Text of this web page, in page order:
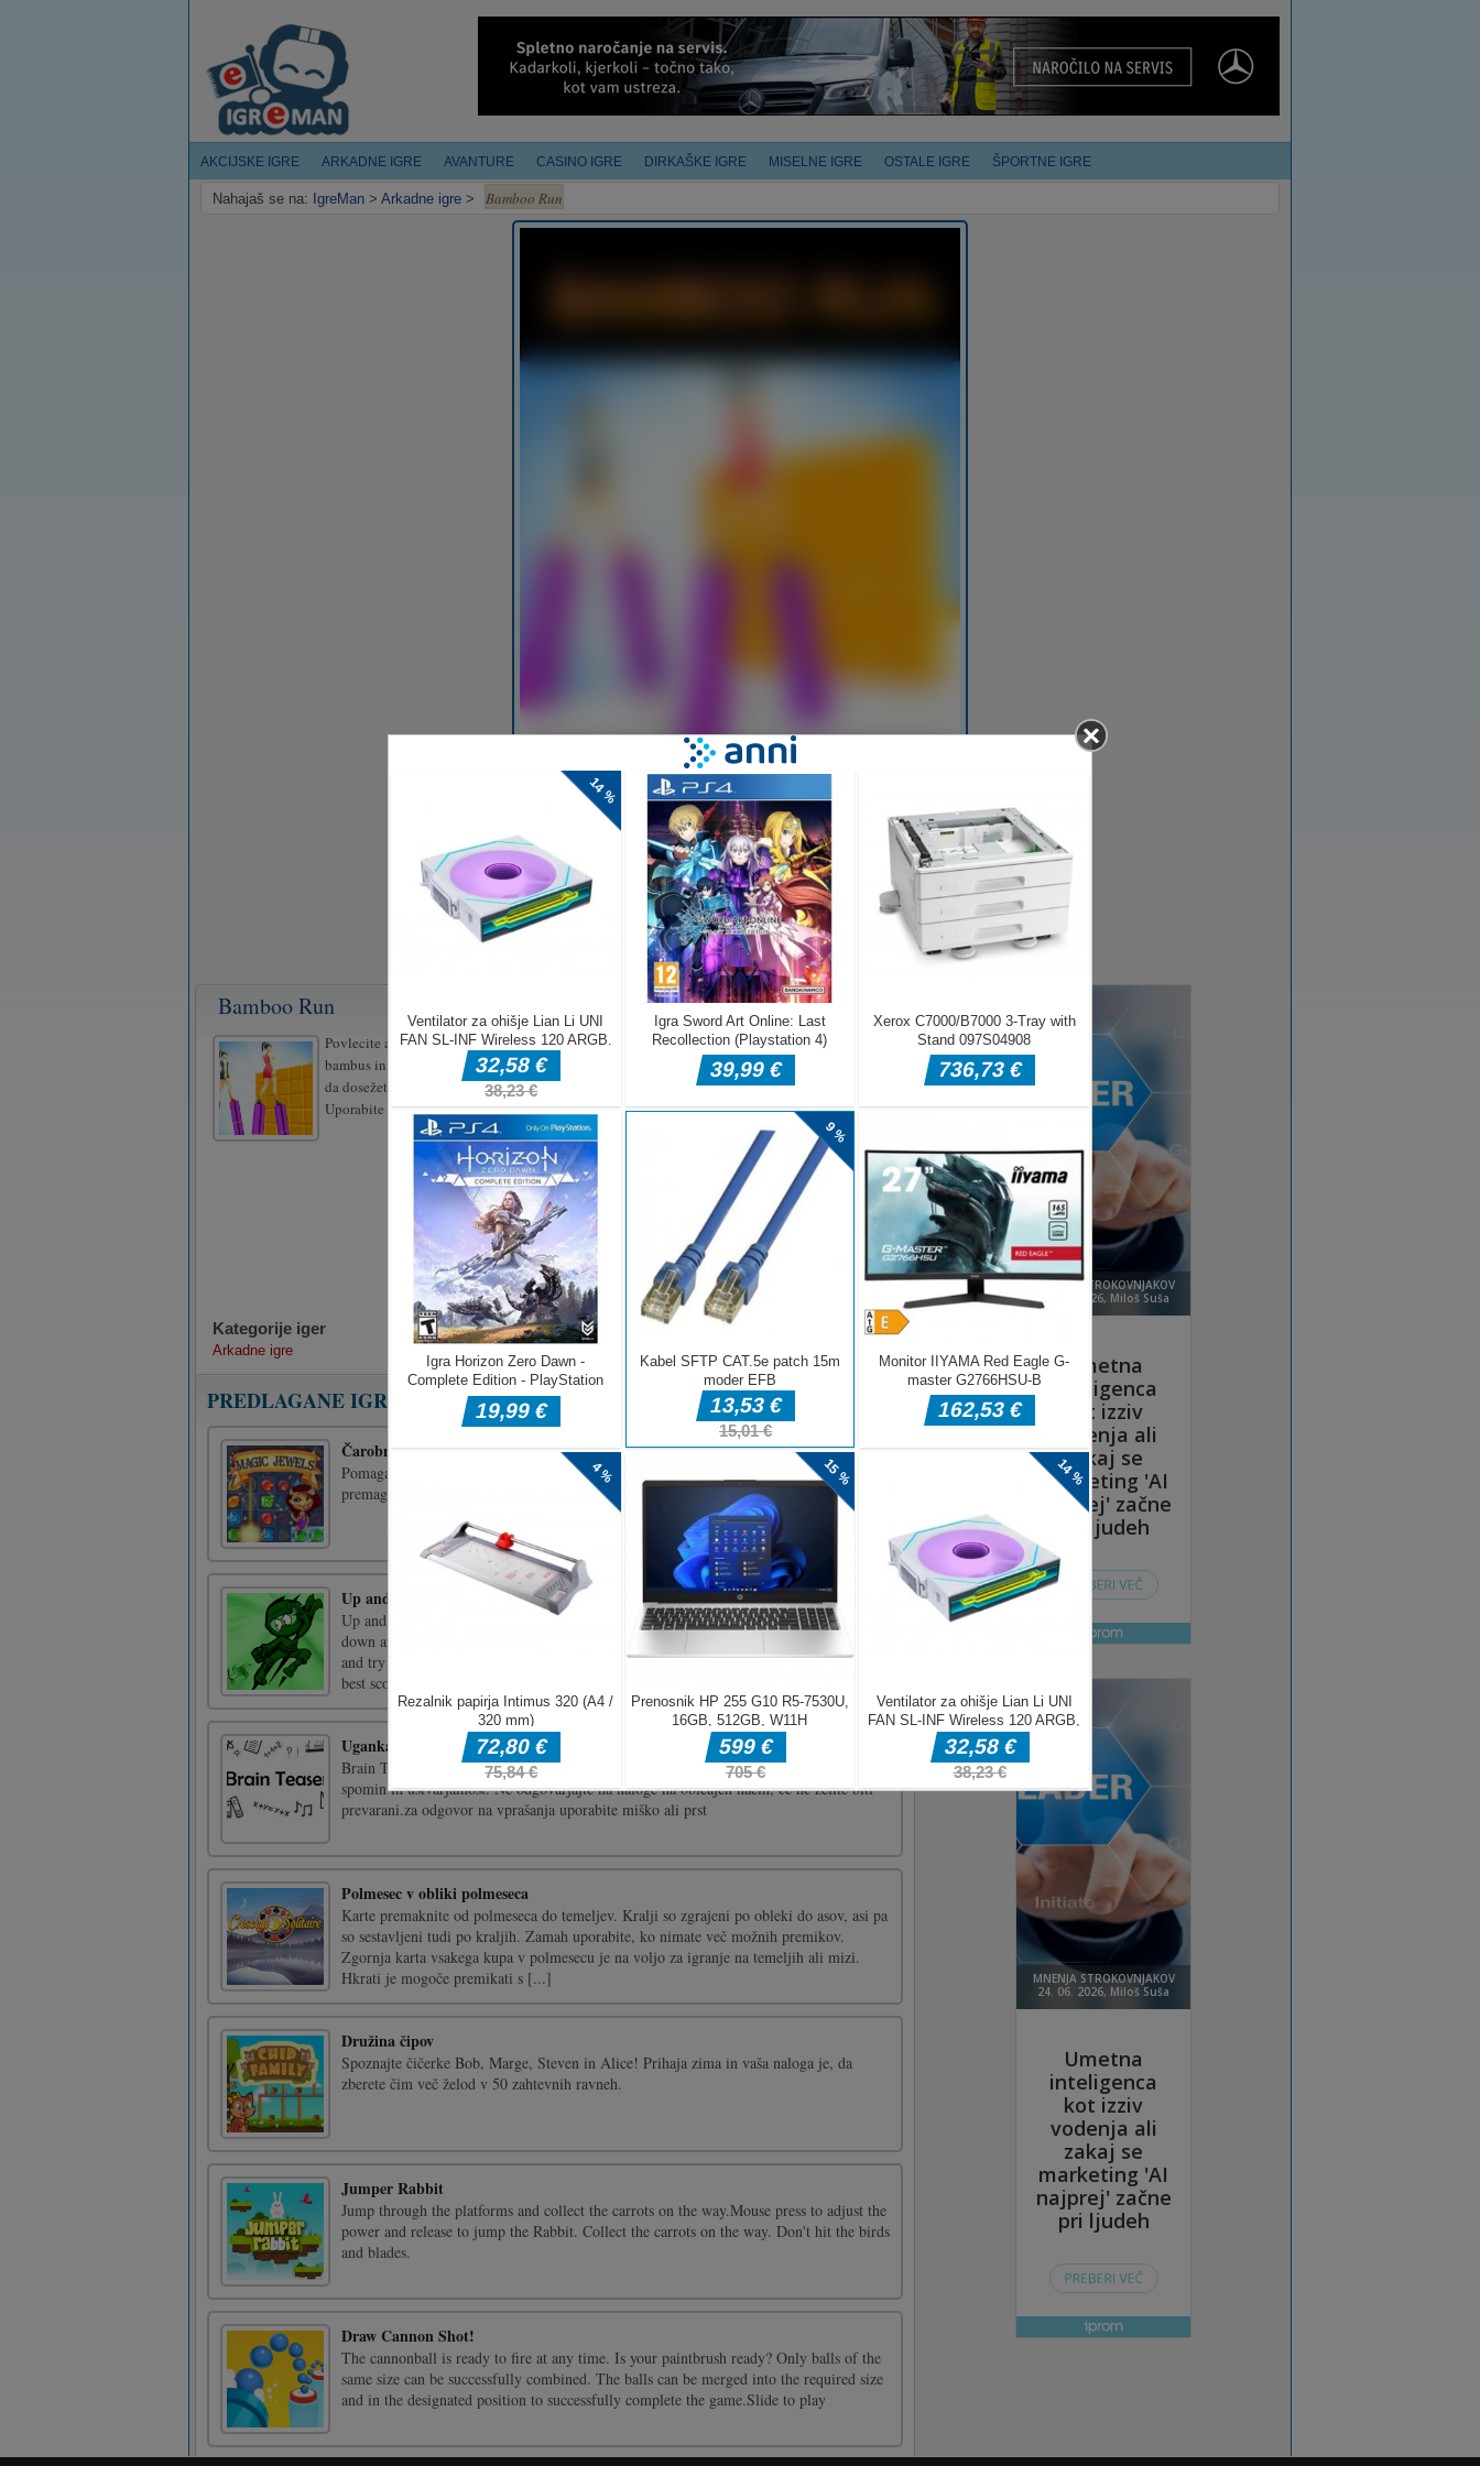
AKCIJSKE IGRE ARKADNE IGRE AVANTURE CASINO IGRE DIRKAŠKE IGRE MISELNE IGRE OSTALE IGRE ŠPORTNE IGRE
Nahajaš se na: IgreMan > Arkadne igre > Bamboo Run
Bamboo Run
Povlecite ali premaknite miško, da zberete
bambus in naredite visok bambusov stolp,
da dosežete cilj. Zabavajte se.
Uporabite miško za igranje igre
Kategorije iger
Arkadne igre
PREDLAGANE IGRE
Čarobni dragulji
Pomagajte geniju v njeni čarovniški trgovini in poskusite v tej očarljivi igri Match3
premagati 101 raven!
Up and Down Ninja
Up and Down Ninja is a casual game where you need to control ninja to go up and
down and to collect ninja stars.Watch on other ninja who is on your road. Avoid them
and try not to crash with other ninjas or the game will over. Play this game and get the
best score. Be careful and [...]
Uganka
Brain Teaser ocenjuje vaše sposobnosti logičnega razmišljanja, reflekse, natančnost,
spomin in ustvarjalnost. Ne odgovarjajte na naloge na običajen način, če ne želite biti
prevarani.za odgovor na vprašanja uporabite miško ali prst
Polmesec v obliki polmeseca
Karte premaknite od polmeseca do temeljev. Kralji so zgrajeni po obleki do asov, asi pa
so sestavljeni tudi po kraljih. Zamah uporabite, ko nimate več možnih premikov.
Zgornja karta vsakega kupa v polmesecu je na voljo za igranje na temeljih ali mizi.
Hkrati je mogoče premikati s [...]
Družina čipov
Spoznajte čičerke Bob, Marge, Steven in Alice! Prihaja zima in vaša naloga je, da
zberete čim več želod v 50 zahtevnih ravneh.
Jumper Rabbit
Jump through the platforms and collect the carrots on the way.Mouse press to adjust the
power and release to jump the Rabbit. Collect the carrots on the way. Don't hit the birds
and blades.
Draw Cannon Shot!
The cannonball is ready to fire at any time. Is your paintbrush ready? Only balls of the
same size can be successfully combined. The balls can be merged into the required size
and in the designated position to successfully complete the game.Slide to play